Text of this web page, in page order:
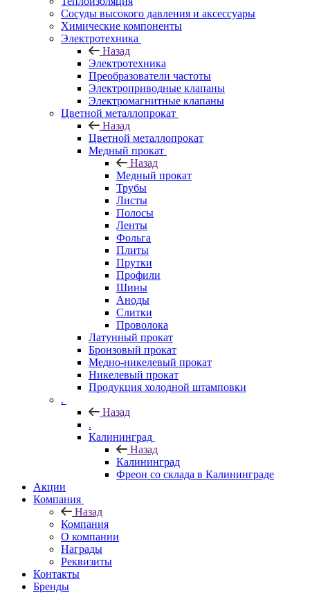
Сосуды высокого давления и аксессуары
Химические компоненты
Электротехника
Назад
Электротехника
Преобразователи частоты
Электроприводные клапаны
Электромагнитные клапаны
Цветной металлопрокат
Назад
Цветной металлопрокат
Медный прокат
Назад
Медный прокат
Трубы
Листы
Полосы
Ленты
Фольга
Плиты
Прутки
Профили
Шины
Аноды
Слитки
Проволока
Латунный прокат
Бронзовый прокат
Медно-никелевый прокат
Никелевый прокат
Продукция холодной штамповки
.
Назад
.
Калининград
Назад
Калининград
Фреон со склада в Калининграде
Акции
Компания
Назад
Компания
О компании
Награды
Реквизиты
Контакты
Бренды